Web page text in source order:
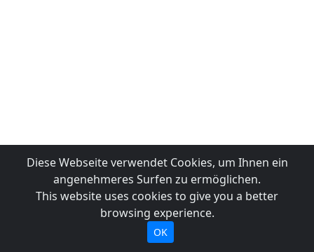
Diese Webseite verwendet Cookies, um Ihnen ein
angenehmeres Surfen zu ermöglichen.
This website uses cookies to give you a better
browsing experience.
OK